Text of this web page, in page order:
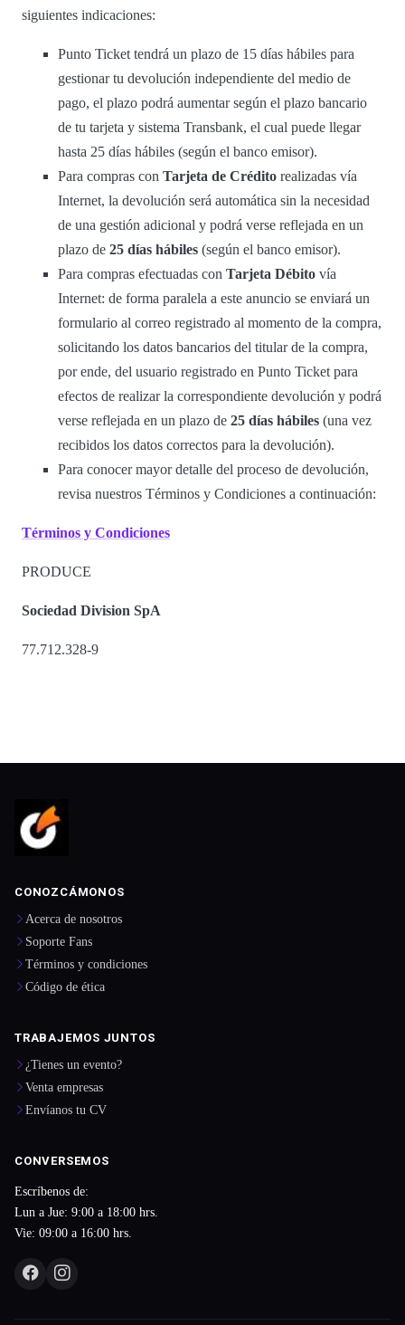
siguientes indicaciones:
Punto Ticket tendrá un plazo de 15 días hábiles para
gestionar tu devolución independiente del medio de
pago, el plazo podrá aumentar según el plazo bancario
de tu tarjeta y sistema Transbank, el cual puede llegar
hasta 25 días hábiles (según el banco emisor).
Para compras con Tarjeta de Crédito realizadas vía
Internet, la devolución será automática sin la necesidad
de una gestión adicional y podrá verse reflejada en un
plazo de 25 días hábiles (según el banco emisor).
Para compras efectuadas con Tarjeta Débito vía
Internet: de forma paralela a este anuncio se enviará un
formulario al correo registrado al momento de la compra,
solicitando los datos bancarios del titular de la compra,
por ende, del usuario registrado en Punto Ticket para
efectos de realizar la correspondiente devolución y podrá
verse reflejada en un plazo de 25 días hábiles (una vez
recibidos los datos correctos para la devolución).
Para conocer mayor detalle del proceso de devolución,
revisa nuestros Términos y Condiciones a continuación:
Términos y Condiciones
PRODUCE
Sociedad Division SpA
77.712.328-9
CONOZCÁMONOS
Acerca de nosotros
Soporte Fans
Términos y condiciones
Código de ética
TRABAJEMOS JUNTOS
¿Tienes un evento?
Venta empresas
Envíanos tu CV
CONVERSEMOS
Escríbenos de:
Lun a Jue: 9:00 a 18:00 hrs.
Vie: 09:00 a 16:00 hrs.